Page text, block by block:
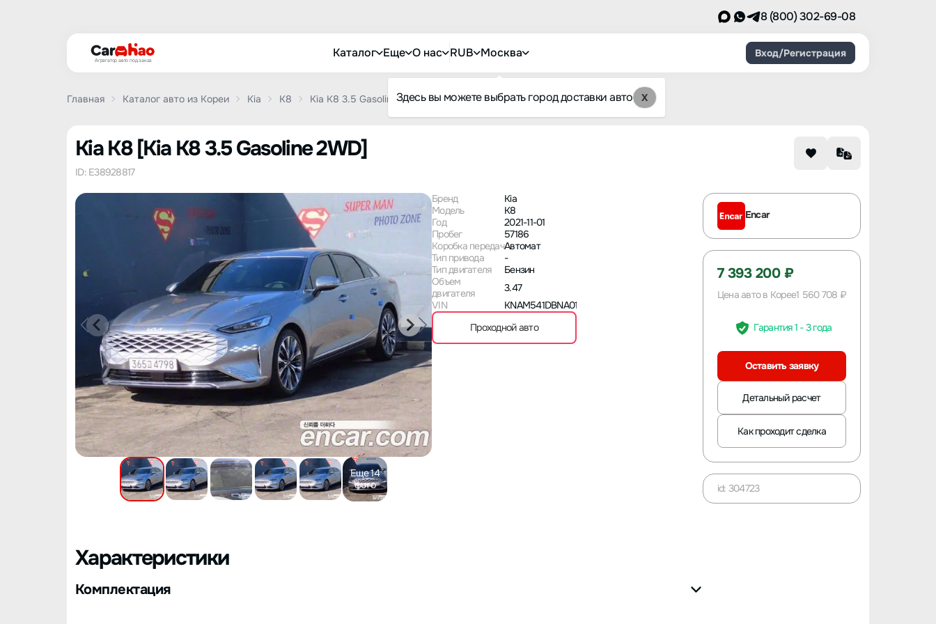
8 (800) 302-69-08
Агрегатор авто под заказ
Каталог Еще О нас RUB Москва
Здесь вы можете выбрать город доставки авто X
Вход/Регистрация
Главная Каталог авто из Кореи Kia K8 Kia K8 3.5 Gasoline 2WD
Kia K8 [Kia K8 3.5 Gasoline 2WD]
ID: E38928817
Еще 14
фото
Бренд
Kia
Модель
K8
Год
2021-11-01
Пробег
57186
Коробка передачАвтомат
Тип привода
-
Тип двигателя
Бензин
Объем
двигателя
3.47
VIN
KNAM541DBNA019358
Проходной авто
Характеристики
Комплектация
Encar
7 393 200 ₽
Цена авто в Корее1 560 708 ₽
Гарантия 1 - 3 года
Оставить заявку
Детальный расчет
Как проходит сделка
id: 304723